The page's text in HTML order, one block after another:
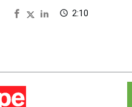
access_time 2:10